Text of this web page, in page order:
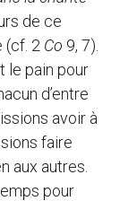
de ce
(cf. 2 Co 9, 7).
le pain pour
d’entre
avoir à
faire
aux autres.
pour